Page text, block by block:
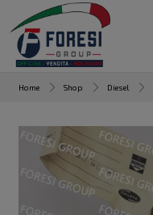
Home Shop Diesel